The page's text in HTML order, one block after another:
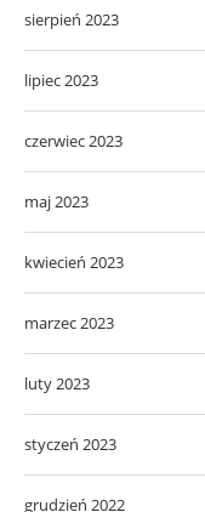
sierpień 2023
lipiec 2023
czerwiec 2023
maj 2023
kwiecień 2023
marzec 2023
luty 2023
styczeń 2023
grudzień 2022